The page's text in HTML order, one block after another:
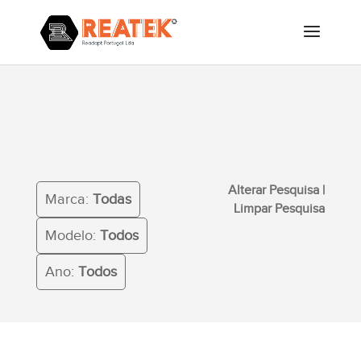
Marca: Todas
Modelo: Todos
Ano: Todos
Alterar Pesquisa |
Limpar Pesquisa